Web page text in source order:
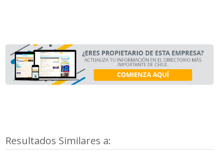
Resultados Similares a: